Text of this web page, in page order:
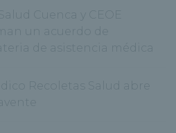
Cuenca y CEOE
un acuerdo de
de asistencia médica
Recoletas Salud abre